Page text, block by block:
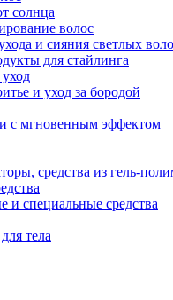
солнца
волос
и сияния светлых
для стайлинга
и уход за бородой
с мгновенным эффектом
средства из гель-
и специальные средства
тела